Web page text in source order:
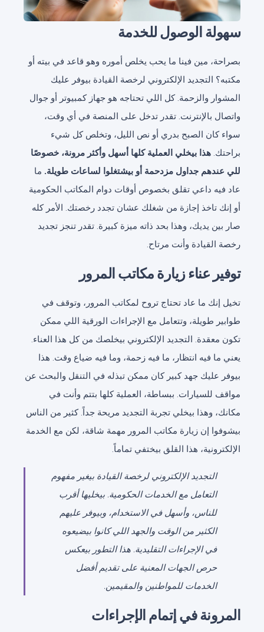
سهولة الوصول للخدمة
بصراحة، مين فينا ما يحب يخلص أموره وهو قاعد في بيته أو
مكتبه؟ التجديد الإلكتروني لرخصة القيادة بيوفر عليك
المشوار والزحمة. كل اللي تحتاجه هو جهاز كمبيوتر أو جوال
واتصال بالإنترنت. تقدر تدخل على المنصة في أي وقت،
سواء كان الصبح بدري أو نص الليل، وتخلص كل شيء
براحتك. هذا بيخلي العملية كلها أسهل وأكثر مرونة، خصوصًا
للي عندهم جداول مزدحمة أو بيشتغلوا لساعات طويلة. ما
عاد فيه داعي تقلق بخصوص أوقات دوام المكاتب الحكومية
أو إنك تاخذ إجازة من شغلك عشان تجدد رخصتك. الأمر كله
صار بين يديك، وهذا بحد ذاته ميزة كبيرة. تقدر تنجز تجديد
رخصة القيادة وأنت مرتاح.
توفير عناء زيارة مكاتب المرور
تخيل إنك ما عاد تحتاج تروح لمكاتب المرور، وتوقف في
طوابير طويلة، وتتعامل مع الإجراءات الورقية اللي ممكن
تكون معقدة. التجديد الإلكتروني بيخلصك من كل هذا العناء.
يعني ما فيه انتظار، ما فيه زحمة، وما فيه ضياع وقت. هذا
بيوفر عليك جهد كبير كان ممكن تبذله في التنقل والبحث عن
مواقف للسيارات. ببساطة، العملية كلها بتتم وأنت في
مكانك، وهذا بيخلي تجربة التجديد مريحة جداً. كثير من الناس
بيشوفوا إن زيارة مكاتب المرور مهمة شاقة، لكن مع الخدمة
الإلكترونية، هذا القلق بيختفي تماماً.
التجديد الإلكتروني لرخصة القيادة بيغير مفهوم
التعامل مع الخدمات الحكومية. بيخليها أقرب
للناس، وأسهل في الاستخدام، وبيوفر عليهم
الكثير من الوقت والجهد اللي كانوا بيضيعوه
في الإجراءات التقليدية. هذا التطور بيعكس
حرص الجهات المعنية على تقديم أفضل
الخدمات للمواطنين والمقيمين.
المرونة في إتمام الإجراءات